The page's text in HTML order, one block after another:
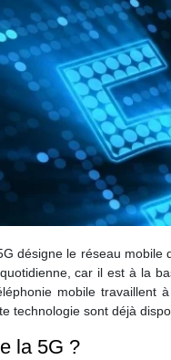
désigne le réseau
car il est à la
mobile travaillent
technologie sont déjà
la 5G ?